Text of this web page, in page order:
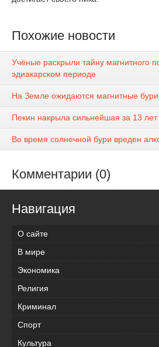
Похожие новости
Учёные раскрыли тайну магнитного
эдиакарском периоде
На Земле ожидаются магнитные
Пекин накрыла сильнейшая за 13
Во время солнечной бури вреден
Комментарии (0)
Навигация
О сайте
В мире
Экономика
Религия
Криминал
Спорт
Культура